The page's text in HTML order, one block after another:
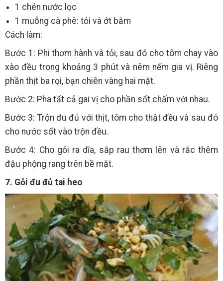
1 chén nước lọc
1 muỗng cà phê: tỏi và ớt bằm
Cách làm:
Bước 1: Phi thơm hành và tỏi, sau đó cho tôm chay vào
xào đều trong khoảng 3 phút và nêm nếm gia vị. Riêng
phần thịt ba rọi, bạn chiên vàng hai mặt.
Bước 2: Pha tất cả gai vị cho phần sốt chấm với nhau.
Bước 3: Trộn đu đủ với thịt, tôm cho thật đều và sau đó
cho nước sốt vào trộn đều.
Bước 4: Cho gỏi ra dĩa, sắp rau thơm lên và rắc thêm
đậu phộng rang trên bề mặt.
7. Gỏi đu đủ tai heo